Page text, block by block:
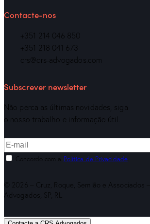
Contacte-nos
+351 214 046 850
+351 218 041 673
crs@crs-advogados.com
Subscrever newsletter
Não perca as últimas novidades, siga
o nosso trabalho e informação útil.
Concordo com a Política de Privacidade.
© 2026 – Cruz, Roque, Semião e Associados
Advogados, SP, RL